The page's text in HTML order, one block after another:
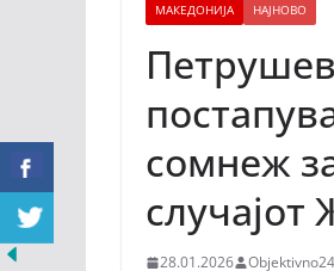
МАКЕДОНИЈА НАЈНОВО
сомнеж
28.01.2026 Objektivno24